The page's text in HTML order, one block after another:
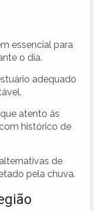
essencial para
o dia.
adequado
atento às
histórico de
de
pela chuva.